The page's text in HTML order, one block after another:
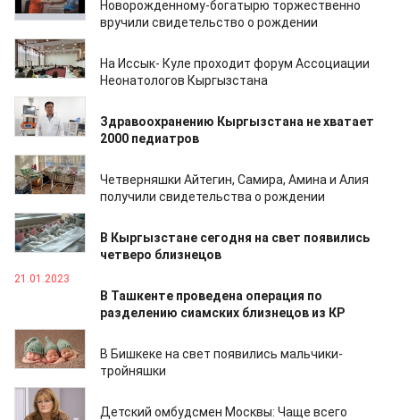
Новорожденному-богатырю торжественно
вручили свидетельство о рождении
27.05.2023
На Иссык- Куле проходит форум Ассоциации
Неонатологов Кыргызстана
24.04.2023
Здравоохранению Кыргызстана не хватает
2000 педиатров
16.02.2023
Четверняшки Айтегин, Самира, Амина и Алия
получили свидетельства о рождении
10.02.2023
В Кыргызстане сегодня на свет появились
четверо близнецов
21.01.2023
В Ташкенте проведена операция по
разделению сиамских близнецов из КР
24.12.2022
В Бишкеке на свет появились мальчики-
тройняшки
21.12.2022
Детский омбудсмен Москвы: Чаще всего